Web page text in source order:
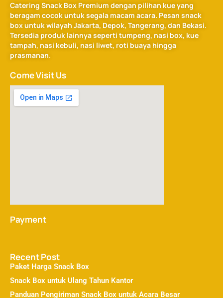
Catering Snack Box Premium dengan pilihan kue yang
beragam cocok untuk segala macam acara. Pesan snack
box untuk wilayah Jakarta, Depok, Tangerang, dan Bekasi.
Tersedia produk lainnya seperti tumpeng, nasi box, kue
tampah, nasi kebuli, nasi liwet, roti buaya hingga
prasmanan.
Come Visit Us
Payment
Recent Post
Paket Harga Snack Box
Snack Box untuk Ulang Tahun Kantor
Panduan Pengiriman Snack Box untuk Acara Besar